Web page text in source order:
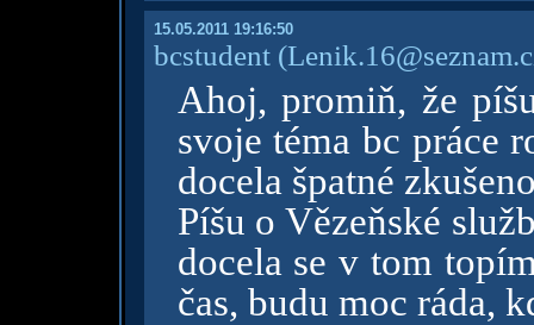
15.05.2011 19:16:50
bcstudent
Ahoj, promiň, že
svoje téma bc práce
docela špatné
Píšu o Vězeňské
docela se v tom
čas, budu moc ráda,